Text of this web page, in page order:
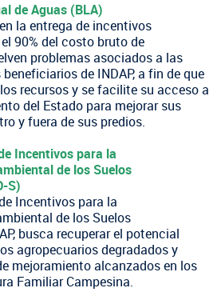
de Aguas (BLA)
la entrega de incentivos
90% del costo bruto de
problemas asociados a las
de INDAP, a fin de que
recursos y se facilite su acceso a
del Estado para mejorar sus
y fuera de sus predios.
Incentivos para la
de los Suelos
S)
Incentivos para la
de los Suelos
busca recuperar el potencial
agropecuarios degradados y
mejoramiento alcanzados en los
Familiar Campesina.